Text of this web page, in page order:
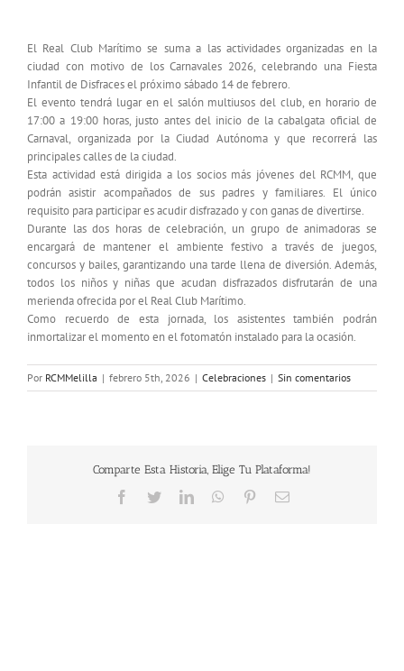
El Real Club Marítimo se suma a las actividades organizadas en la
ciudad con motivo de los Carnavales 2026, celebrando una Fiesta
Infantil de Disfraces el próximo sábado 14 de febrero.
El evento tendrá lugar en el salón multiusos del club, en horario de
17:00 a 19:00 horas, justo antes del inicio de la cabalgata oficial de
Carnaval, organizada por la Ciudad Autónoma y que recorrerá las
principales calles de la ciudad.
Esta actividad está dirigida a los socios más jóvenes del RCMM, que
podrán asistir acompañados de sus padres y familiares. El único
requisito para participar es acudir disfrazado y con ganas de divertirse.
Durante las dos horas de celebración, un grupo de animadoras se
encargará de mantener el ambiente festivo a través de juegos,
concursos y bailes, garantizando una tarde llena de diversión. Además,
todos los niños y niñas que acudan disfrazados disfrutarán de una
merienda ofrecida por el Real Club Marítimo.
Como recuerdo de esta jornada, los asistentes también podrán
inmortalizar el momento en el fotomatón instalado para la ocasión.
Por RCMMelilla | febrero 5th, 2026 | Celebraciones | Sin comentarios
Comparte Esta Historia, Elige Tu Plataforma!
Facebook
TwitterLinkedInWhatsApp
PinterestCorreo